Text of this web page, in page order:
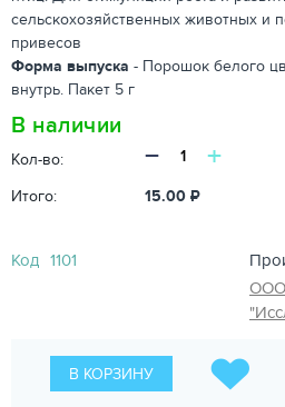
сельскохозяйственных животных и
привесов
Форма выпуска - Порошок белого
внутрь. Пакет 5 г
В наличии
Кол-во: − +
Итого: 15.00 ₽
Код 1101
В КОРЗИНУ